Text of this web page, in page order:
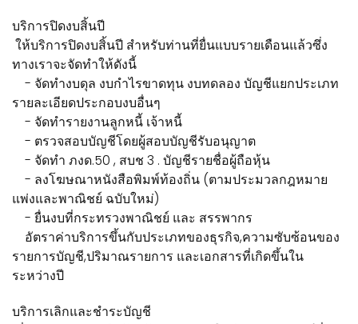
บริการปิดงบสิ้นปี
ให้บริการปิดงบสิ้นปี สำหรับท่านที่ยื่นแบบรายเดือนแล้วซึ่ง
ทางเราจะจัดทำให้ดังนี้
- จัดทำงบดุล งบกำไรขาดทุน งบทดลอง บัญชีแยกประเภท
รายละเอียดประกอบงบอื่นๆ
- จัดทำรายงานลูกหนี้ เจ้าหนี้
- ตรวจสอบบัญชีโดยผู้สอบบัญชีรับอนุญาต
- จัดทำ ภงด.50 , สบช 3 . บัญชีรายชื่อผู้ถือหุ้น
- ลงโฆษณาหนังสือพิมพ์ท้องถิ่น (ตามประมวลกฎหมาย
แพ่งและพาณิชย์ ฉบับใหม่)
- ยื่นงบที่กระทรวงพาณิชย์ และ สรรพากร
อัตราค่าบริการขึ้นกับประเภทของธุรกิจ,ความซับซ้อนของ
รายการบัญชี,ปริมาณรายการ และเอกสารที่เกิดขึ้นใน
ระหว่างปี
บริการเลิกและชำระบัญชี